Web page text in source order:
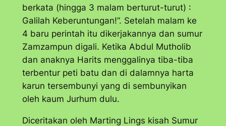
berkata (hingga 3 malam berturut-turut) :
Galilah Keberuntungan!”. Setelah malam ke
4 baru perintah itu dikerjakannya dan sumur
Zamzampun digali. Ketika Abdul Mutholib
dan anaknya Harits menggalinya tiba-tiba
terbentur peti batu dan di dalamnya harta
karun tersembunyi yang di sembunyikan
oleh kaum Jurhum dulu.
Diceritakan oleh Marting Lings kisah Sumur